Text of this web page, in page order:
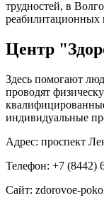
трудностей, в
реабилитационных
Центр
Здесь помогают
проводят
индивидуальные
Адрес: проспект
Телефон: +7 (8442)
Сайт: zdorovoe-